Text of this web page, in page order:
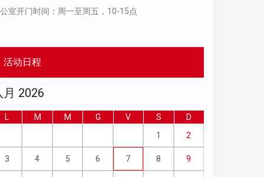
室开门时间：周一至周五，10-15点
活动日程
月 2026
L M M G V S
D
1
2
3 4 5 6 7 8 9